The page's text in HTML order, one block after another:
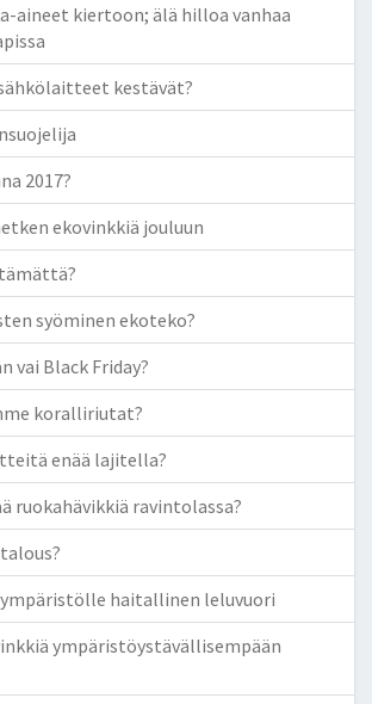
aineet kiertoon; älä hilloa vanhaa
kestävät?
2017?
ekovinkkiä jouluun
syöminen ekoteko?
vai Black Friday?
koralliriutat?
enää lajitella?
ruokahävikkiä ravintolassa?
ympäristölle haitallinen leluvuori
ympäristöystävällisempään